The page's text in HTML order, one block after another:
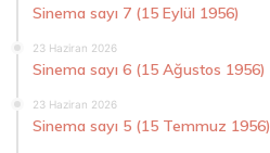
Sinema sayı 7 (15 Eylül 1956)
23 Haziran 2026
Sinema sayı 6 (15 Ağustos 1956)
23 Haziran 2026
Sinema sayı 5 (15 Temmuz 1956)